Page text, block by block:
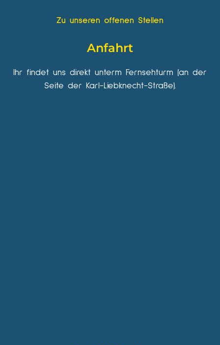
Zu unseren offenen Stellen
Anfahrt
Ihr findet uns direkt unterm Fernsehturm (an der
Seite der Karl-Liebknecht-Straße).